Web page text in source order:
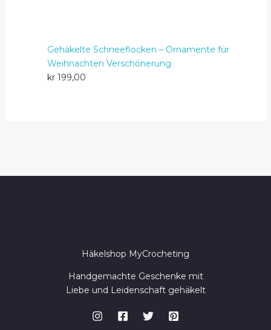
Gehäkelte Schneeflocken – Ornamente für
Weihnachten Verschönerung
kr199,00
Häkelshop MyCrocheting
Handgemachte Geschenke mit
Liebe und Leidenschaft gehäkelt